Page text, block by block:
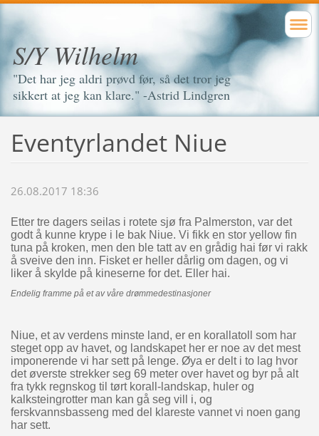
S/Y Wilhelm
"Det har jeg aldri prøvd før, så det tror jeg
sikkert at jeg kan klare." -Astrid Lindgren
Eventyrlandet Niue
26.08.2017 18:36
Etter tre dagers seilas i rotete sjø fra Palmerston, var det
godt å kunne krype i le bak Niue. Vi fikk en stor yellow fin
tuna på kroken, men den ble tatt av en grådig hai før vi rakk
å sveive den inn. Fisket er heller dårlig om dagen, og vi
liker å skylde på kineserne for det. Eller hai.
Endelig framme på et av våre drømmedestinasjoner
Niue, et av verdens minste land, er en korallatoll som har
steget opp av havet, og landskapet her er noe av det mest
imponerende vi har sett på lenge. Øya er delt i to lag hvor
det øverste strekker seg 69 meter over havet og byr på alt
fra tykk regnskog til tørt korall-landskap, huler og
kalksteingrotter man kan gå seg vill i, og
ferskvannsbasseng med del klareste vannet vi noen gang
har sett.